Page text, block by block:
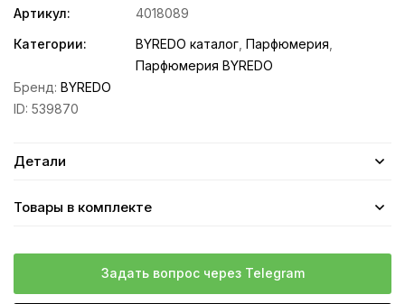
Артикул:
4018089
Категории:
BYREDO каталог Парфюмерия
Парфюмерия BYREDO
Бренд: BYREDO
ID: 539870
Детали
Товары в комплекте
Задать вопрос через Telegram